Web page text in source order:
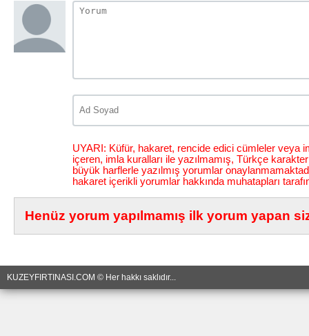
UYARI: Küfür, hakaret, rencide edici cümleler veya
içeren, imla kuralları ile yazılmamış, Türkçe
büyük harflerle yazılmış yorumlar
hakaret içerikli yorumlar hakkında muhatapları
Henüz yorum yapılmamış ilk yorum yapan
KUZEYFIRTINASI.COM © Her hakkı saklıdır...